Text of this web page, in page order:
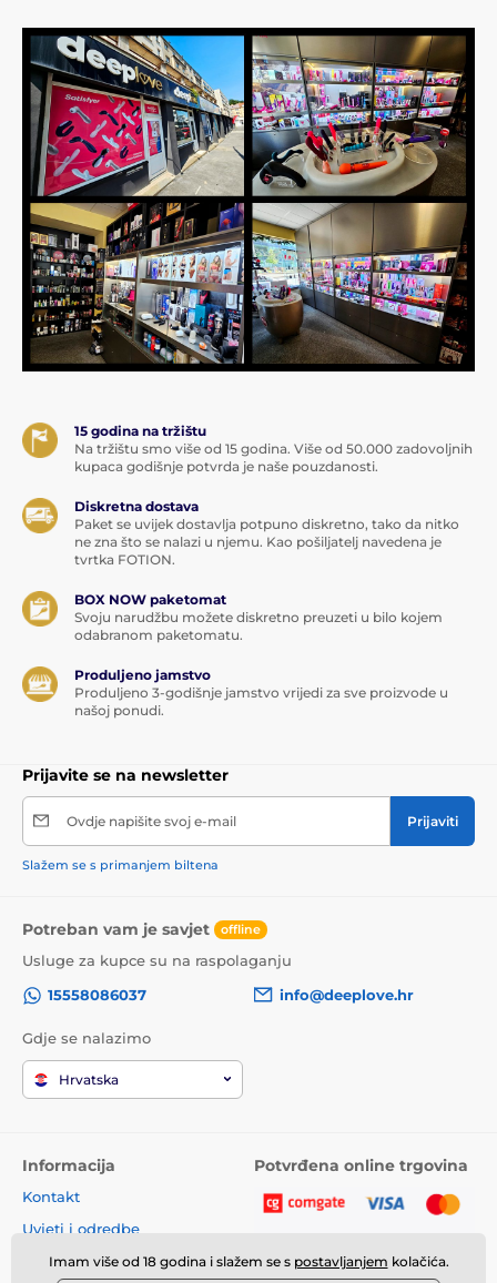
15 godina na tržištu
Na tržištu smo više od 15 godina. Više od 50.000 zadovoljnih
kupaca godišnje potvrda je naše pouzdanosti.
Diskretna dostava
Paket se uvijek dostavlja potpuno diskretno, tako da nitko
ne zna što se nalazi u njemu. Kao pošiljatelj navedena je
tvrtka FOTION.
BOX NOW paketomat
Svoju narudžbu možete diskretno preuzeti u bilo kojem
odabranom paketomatu.
Produljeno jamstvo
Produljeno 3-godišnje jamstvo vrijedi za sve proizvode u
našoj ponudi.
Prijavite se na newsletter
Ovdje napišite svoj e-mail Prijaviti
Slažem se s primanjem biltena
Potreban vam je savjet offline
Usluge za kupce su na raspolaganju
15558086037
info@deeplove.hr
Gdje se nalazimo
Hrvatska
Informacija
Kontakt
Uvjeti i odredbe
Potvrđena online trgovina
Imam više od 18 godina i slažem se s postavljanjem kolačića.